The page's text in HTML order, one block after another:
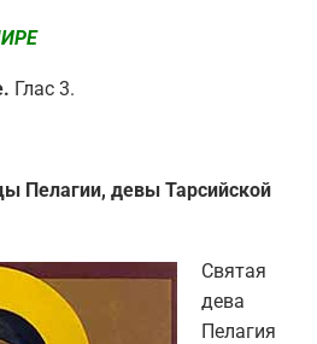
Глас 3.
Пелагии, девы Тарсийской
Святая
дева
Пелагия